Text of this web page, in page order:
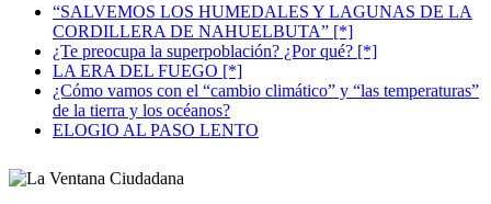
“SALVEMOS LOS HUMEDALES Y LAGUNAS DE LA
CORDILLERA DE NAHUELBUTA” [*]
¿Te preocupa la superpoblación? ¿Por qué? [*]
LA ERA DEL FUEGO [*]
¿Cómo vamos con el “cambio climático” y “las temperaturas”
de la tierra y los océanos?
ELOGIO AL PASO LENTO